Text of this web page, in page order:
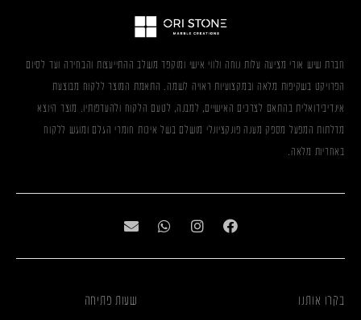
חברת שיש אורי מציעה עלות נוחה ולווי אישי ומוקפד משלב ההתייעצות והבחירה ועד לסיום
הפרויקט בשקיפות מלאה ובמקצועיות ראויה לשמה. התאמת המוצר ללקוח מבוצעת
אינדיבידואלית בהתאם לצרכים האישיים, למבנה, לטעם הלקוח ולהעדפותיו. מוצר היוצא
מדלתות המפעל מספק מענה פונקציונלי מושלם בשל איכות חומרי הגלם ומוגש ללקוח
באחריות מלאה.
בקרו אותנו שעות פתיחה